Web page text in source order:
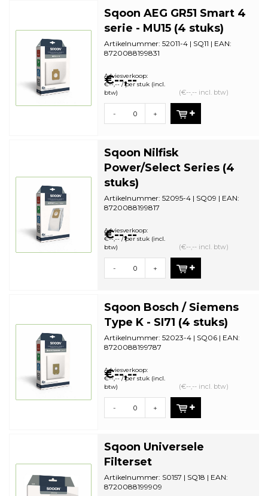
Sqoon AEG GR51 Smart 4
serie - MU15 (4 stuks)
Artikelnummer: 52011-4 | SQ11 | EAN:
8720088199831
bestelhoeveelheid...
€--,--
Adviesverkoop:
€--,-- / per stuk (incl.
btw)
(€--,-- incl. btw)
- +
Sqoon Nilfisk
Power/Select Series (4
stuks)
Artikelnummer: 52095-4 | SQ09 | EAN:
8720088199817
bestelhoeveelhei...
€--,--
Adviesverkoop:
€--,-- / per stuk (incl.
btw)
(€--,-- incl. btw)
- +
Sqoon Bosch / Siemens
Type K - SI71 (4 stuks)
Artikelnummer: 52023-4 | SQ06 | EAN:
8720088199787
bestelhoeveelheid...
€--,--
Adviesverkoop:
€--,-- / per stuk (incl.
btw)
(€--,-- incl. btw)
- +
Sqoon Universele
Filterset
Artikelnummer: S0157 | SQ18 | EAN:
8720088199909